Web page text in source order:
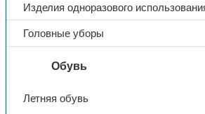
Изделия одноразового
Головные уборы
Обувь
Летняя обувь
Защитная спецодежда
Фартук